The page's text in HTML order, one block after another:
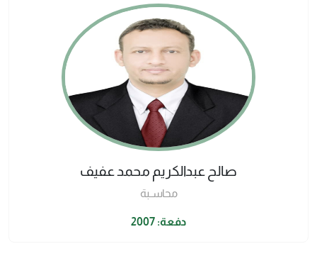
صالح عبدالكريم محمد عفيف
محاسـبة
دفعة: 2007